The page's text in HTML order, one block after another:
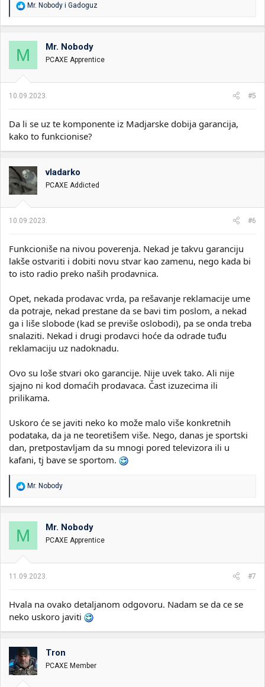
R
a
o
v
a
n
:
Mr. Nobody i Gadoguz
M Mr. Nobody
PCAXE Apprentice
10.09.2023. #5
Da li se uz te komponente iz Madjarske dobija garancija,
kako to funkcionise?
vladarko
PCAXE Addicted
10.09.2023. #6
Funkcioniše na nivou poverenja. Nekad je takvu garanciju
lakše ostvariti i dobiti novu stvar kao zamenu, nego kada bi
to isto radio preko naših prodavnica.
Opet, nekada prodavac vrda, pa rešavanje reklamacije ume
da potraje, nekad prestane da se bavi tim poslom, a nekad
ga i liše slobode (kad se previše oslobodi), pa se onda treba
snalaziti. Nekad i drugi prodavci hoće da odrade tuđu
reklamaciju uz nadoknadu.
Ovo su loše stvari oko garancije. Nije uvek tako. Ali nije
sjajno ni kod domaćih prodavaca. Čast izuzecima ili
prilikama.
Uskoro će se javiti neko ko može malo više konkretnih
podataka, da ja ne teoretišem više. Nego, danas je sportski
dan, pretpostavljam da su mnogi pored televizora ili u
kafani, tj bave se sportom.
R
a
o
v
a
n
:
Mr. Nobody
M Mr. Nobody
PCAXE Apprentice
11.09.2023. #7
Hvala na ovako detaljanom odgovoru. Nadam se da ce se
neko uskoro javiti
Tron
PCAXE Member